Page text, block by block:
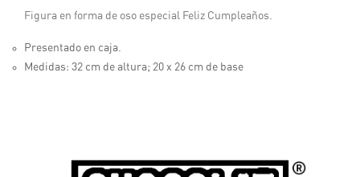
Figura en forma de oso especial Feliz Cumpleaños.
Presentado en caja.
Medidas: 32 cm de altura; 20 x 26 cm de base